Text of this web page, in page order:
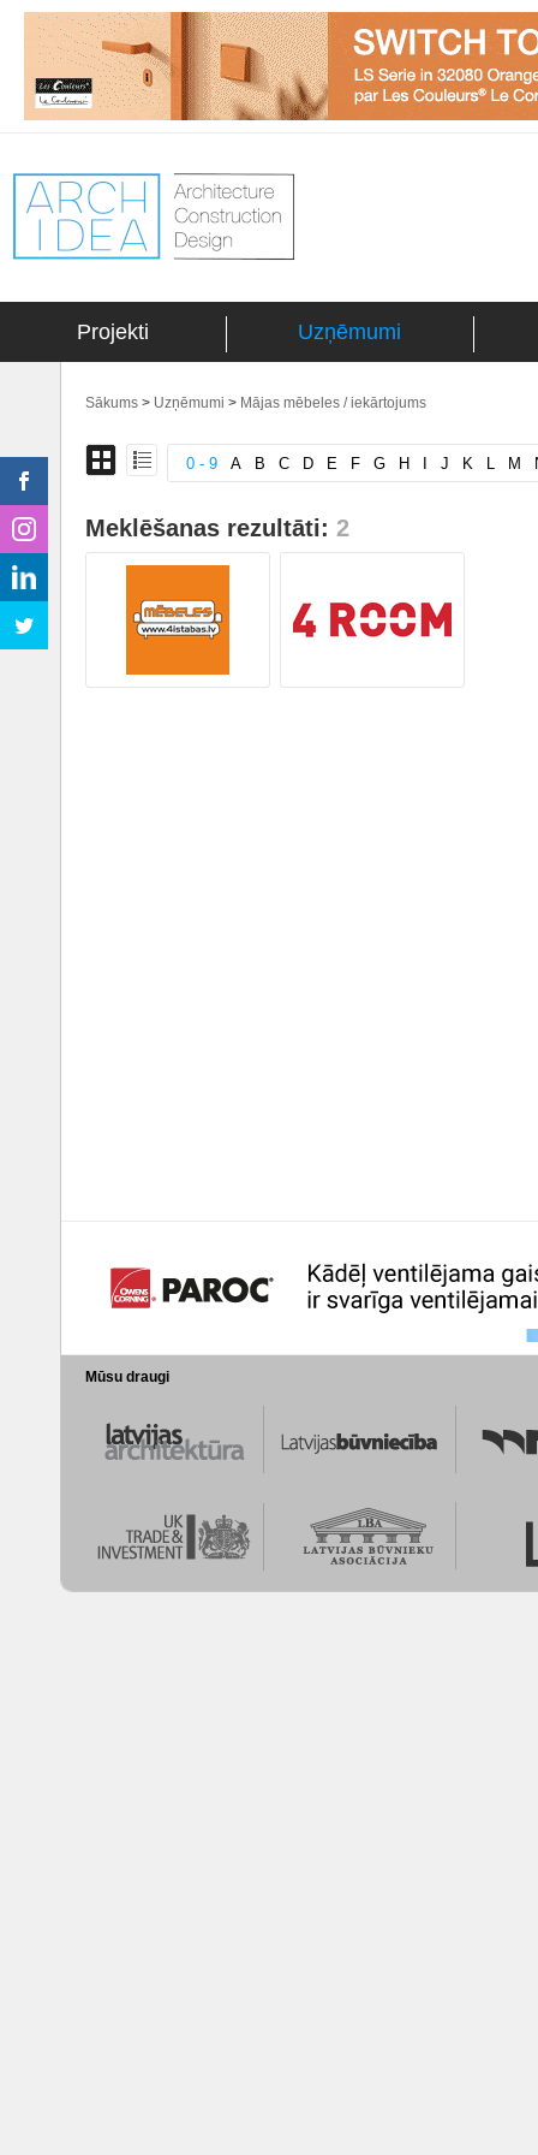
Projekti Uzņēmumi
Sākums > Uzņēmumi > Mājas mēbeles / iekārtojums
0 - 9 A B C D E F G H J K L M
Meklēšanas rezultāti: 2
Mūsu draugi